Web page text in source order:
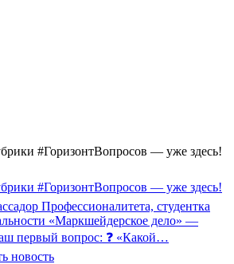
#ГоризонтВопросов — уже здесь!
#ГоризонтВопросов — уже здесь!
Профессионалитета, студентка
«Маркшейдерское дело» —
первый вопрос: ❓ «Какой…
новость